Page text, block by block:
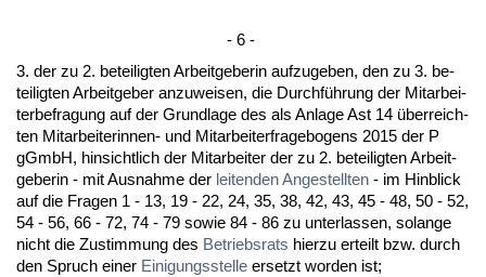
- 6 -
3. der zu 2. be­tei­lig­ten Ar­beit­ge­be­rin auf­zu­ge­ben, den zu 3. be­
tei­lig­ten Ar­beit­ge­ber an­zu­wei­sen, die Durchführung der Mit­ar­bei­
ter­be­fra­gung auf der Grund­la­ge des als An­la­ge Ast 14 über­reich­
ten Mit­ar­bei­te­rin­nen- und Mit­ar­bei­ter­fra­ge­bo­gens 2015 der P
gGmbH, hin­sicht­lich der Mit­ar­bei­ter der zu 2. be­tei­lig­ten Ar­beit­
ge­be­rin - mit Aus­nah­me der lei­ten­den An­ge­stell­ten - im Hin­blick
auf die Fra­gen 1 - 13, 19 - 22, 24, 35, 38, 42, 43, 45 - 48, 50 - 52,
54 - 56, 66 - 72, 74 - 79 so­wie 84 - 86 zu un­ter­las­sen, so­lan­ge
nicht die Zu­stim­mung des Be­triebs­rats hier­zu er­teilt bzw. durch
den Spruch ei­ner Ei­ni­gungs­stel­le er­setzt wor­den ist;